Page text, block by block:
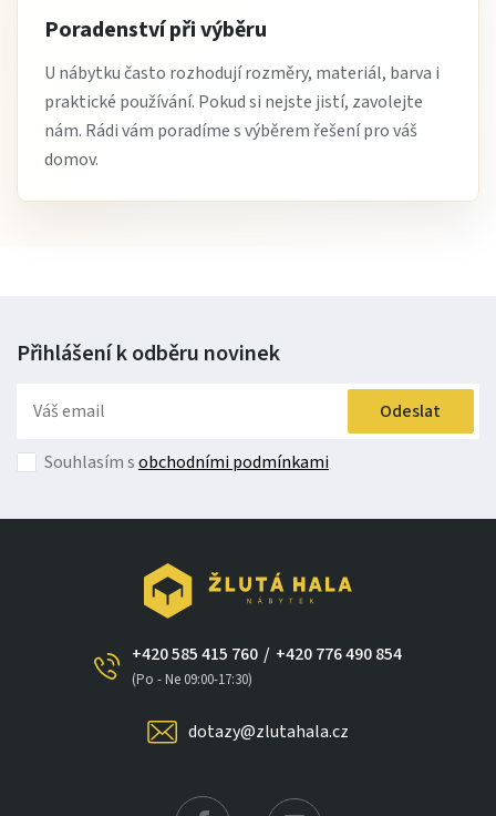
Poradenství při výběru
U nábytku často rozhodují rozměry, materiál, barva i
praktické používání. Pokud si nejste jistí, zavolejte
nám. Rádi vám poradíme s výběrem řešení pro váš
domov.
Přihlášení k odběru novinek
Odeslat
Souhlasím sobchodními podmínkami
+420 585 415 760
(Po - Ne 09:00-17:30)
/ +420 776 490 854
dotazy@zlutahala.cz